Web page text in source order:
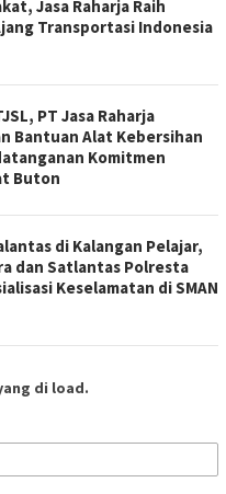
Jasa Raharja Raih
Transportasi Indonesia
PT Jasa Raharja
Bantuan Alat Kebersihan
Komitmen
Buton
di Kalangan Pelajar,
dan Satlantas Polresta
Keselamatan di SMAN
di load.